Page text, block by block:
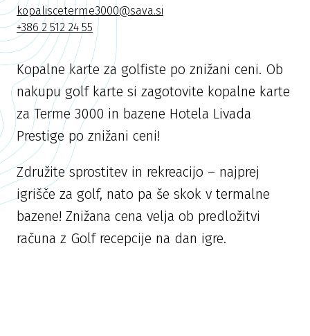
kopalisceterme3000@sava.si
+386 2 512 24 55
Kopalne karte za golfiste po znižani ceni. Ob
nakupu golf karte si zagotovite kopalne karte
za Terme 3000 in bazene Hotela Livada
Prestige po znižani ceni!
Združite sprostitev in rekreacijo – najprej
igrišče za golf, nato pa še skok v termalne
bazene! Znižana cena velja ob predložitvi
računa z Golf recepcije na dan igre.